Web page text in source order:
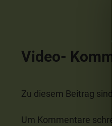
Video-
Zu diesem Beitrag
Um Kommentare